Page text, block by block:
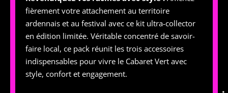
fièrement votre attachement au territoire
ardennais et au festival avec ce kit ultra-collector
en édition limitée. Véritable concentré de savoir-
faire local, ce pack réunit les trois accessoires
indispensables pour vivre le Cabaret Vert avec
style, confort et engagement.